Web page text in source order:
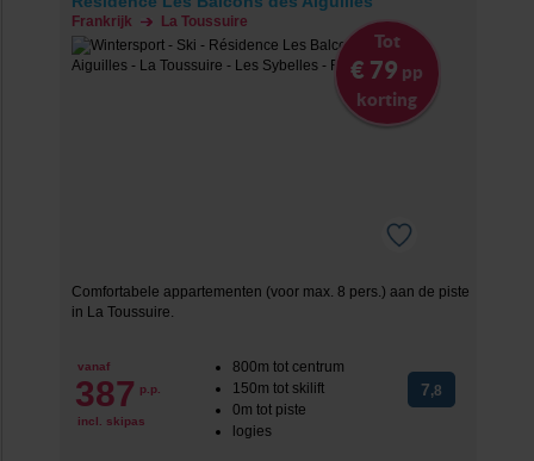
Frankrijk La Toussuire
Tot
€ 79 pp
korting
Comfortabele appartementen (voor max. 8 pers.) aan de piste
in La Toussuire.
vanaf
387 p.p.
incl. skipas
800m tot centrum
150m tot skilift
0m tot piste
logies
7,8